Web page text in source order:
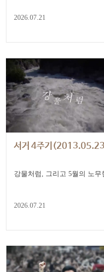
2026.07.21
서거 4주기
강물처럼, 그리고 5월의 노무
2026.07.21